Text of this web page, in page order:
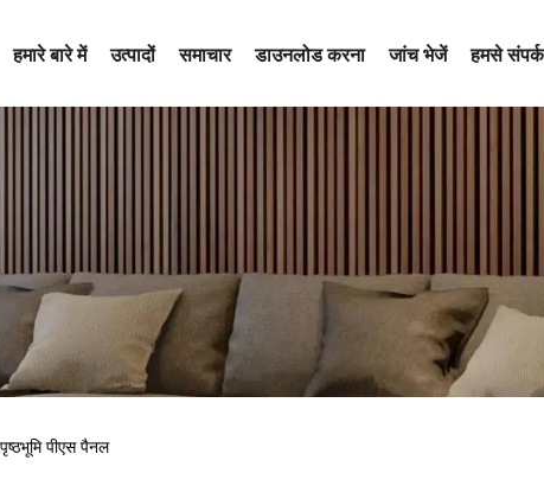
हमारे बारे में उत्पादों समाचार डाउनलोड करना जांच भेजें हमसे
पीएस पैनल